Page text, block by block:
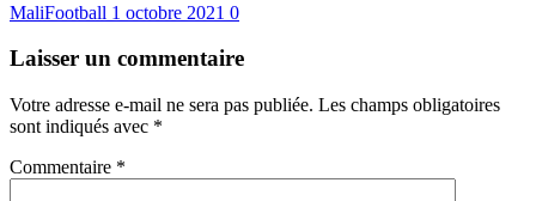
MaliFootball 1 octobre 2021 0
Laisser un commentaire
Votre adresse e-mail ne sera pas publiée. Les champs obligatoires
sont indiqués avec *
Commentaire *